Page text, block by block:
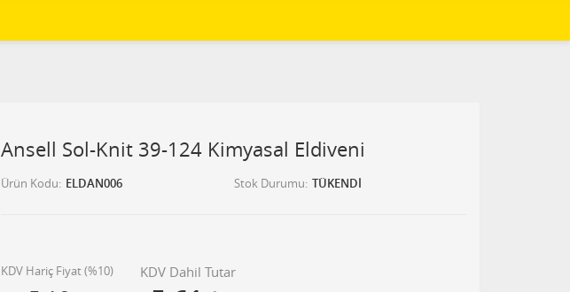
Ansell Sol-Knit 39-124 Kimyasal Eldiveni
Ürün Kodu ELDAN006 Stok Durumu TÜKENDİ
KDV Hariç Fiyat (%10) KDV Dahil Tutar